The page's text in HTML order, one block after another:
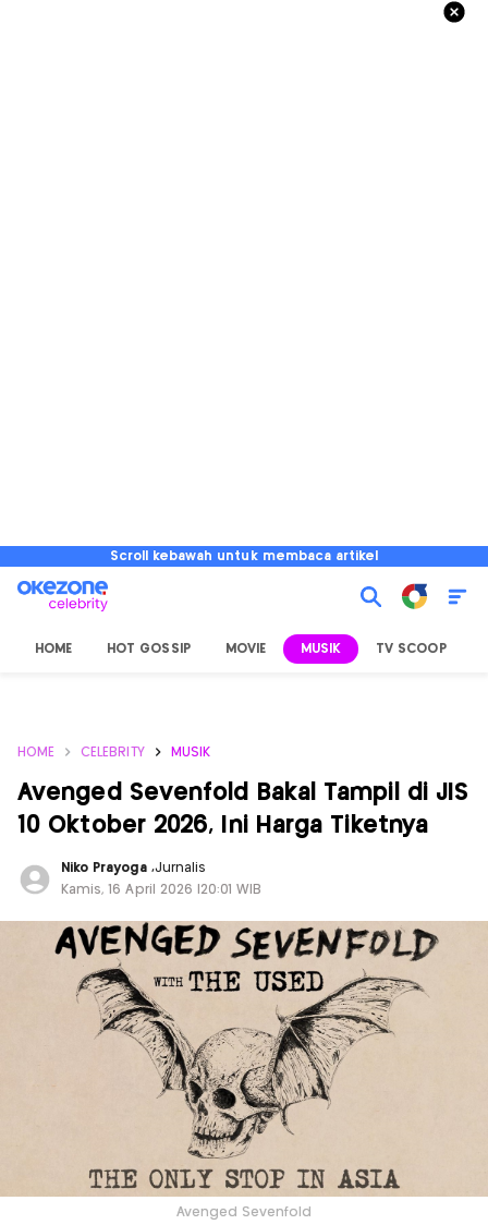
Scroll kebawah untuk membaca artikel
HOME HOT GOSSIP MOVIE MUSIK TV SCOOP
HOME CELEBRITY MUSIK
Avenged Sevenfold Bakal Tampil di JIS
10 Oktober 2026, Ini Harga Tiketnya
Niko Prayoga ,Jurnalis
Kamis, 16 April 2026 |20:01 WIB
Avenged Sevenfold